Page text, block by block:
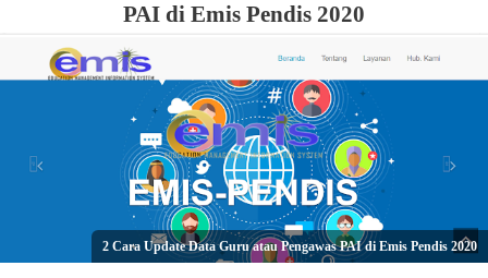
PAI di Emis Pendis 2020
2 Cara Update Data Guru atau Pengawas PAI di Emis Pendis 2020